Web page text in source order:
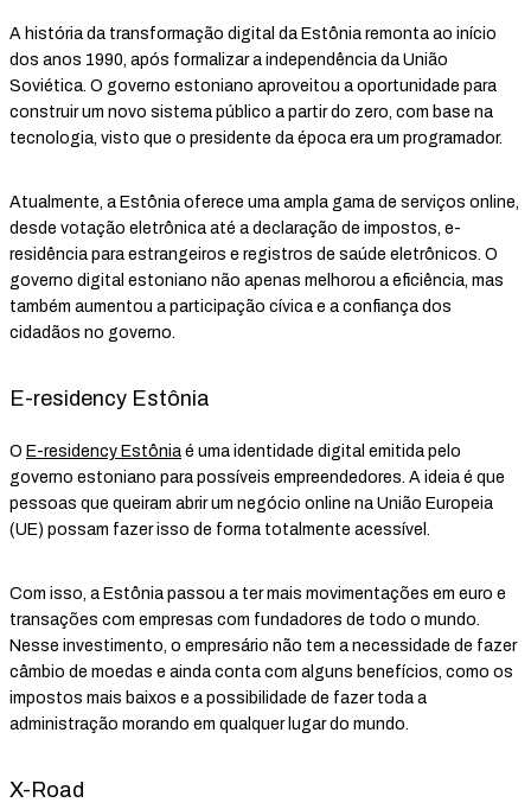
A história da transformação digital da Estônia remonta ao início
dos anos 1990, após formalizar a independência da União
Soviética. O governo estoniano aproveitou a oportunidade para
construir um novo sistema público a partir do zero, com base na
tecnologia, visto que o presidente da época era um programador.
Atualmente, a Estônia oferece uma ampla gama de serviços online,
desde votação eletrônica até a declaração de impostos, e-
residência para estrangeiros e registros de saúde eletrônicos. O
governo digital estoniano não apenas melhorou a eficiência, mas
também aumentou a participação cívica e a confiança dos
cidadãos no governo.
E-residency Estônia
O E-residency Estônia é uma identidade digital emitida pelo
governo estoniano para possíveis empreendedores. A ideia é que
pessoas que queiram abrir um negócio online na União Europeia
(UE) possam fazer isso de forma totalmente acessível.
Com isso, a Estônia passou a ter mais movimentações em euro e
transações com empresas com fundadores de todo o mundo.
Nesse investimento, o empresário não tem a necessidade de fazer
câmbio de moedas e ainda conta com alguns benefícios, como os
impostos mais baixos e a possibilidade de fazer toda a
administração morando em qualquer lugar do mundo.
X-Road